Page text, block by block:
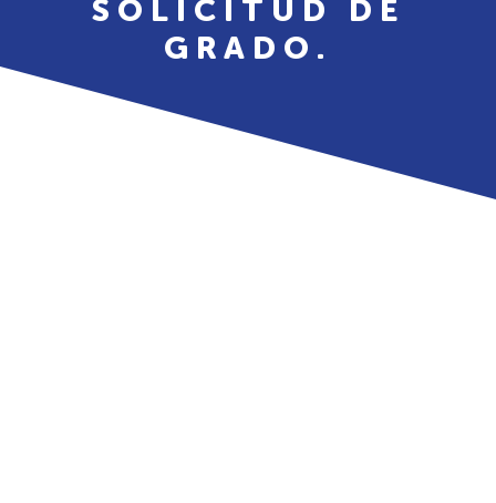
SOLICITUD DE
GRADO.